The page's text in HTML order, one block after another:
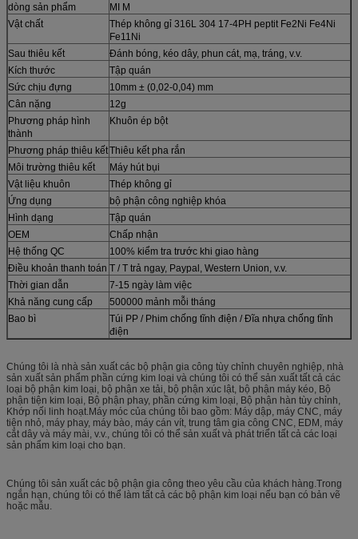
dòng sản phẩm
MI M
Vật chất
Thép không gỉ 316L 304 17-4PH peptit Fe2Ni Fe4Ni
Fe11Ni
Sau thiêu kết
Đánh bóng, kéo dây, phun cát, mạ, tráng, v.v.
Kích thước
Tập quán
Sức chịu đựng
10mm ± (0,02-0,04) mm
Cân nặng
12g
Phương pháp hình
thành
Khuôn ép bột
Phương pháp thiêu kếtThiêu kết pha rắn
Môi trường thiêu kết
Máy hút bụi
Vật liệu khuôn
Thép không gỉ
Ứng dụng
bộ phận công nghiệp khóa
Hình dạng
Tập quán
OEM
Chấp nhận
Hệ thống QC
100% kiểm tra trước khi giao hàng
Điều khoản thanh toán T / T trả ngay, Paypal, Western Union, v.v.
Thời gian dẫn
7-15 ngày làm việc
Khả năng cung cấp
500000 mảnh mỗi tháng
Bao bì
Túi PP / Phim chống tĩnh điện / Đĩa nhựa chống tĩnh
điện
Chúng tôi là nhà sản xuất các bộ phận gia công tùy chỉnh chuyên nghiệp, nhà
sản xuất sản phẩm phần cứng kim loại và chúng tôi có thể sản xuất tất cả các
loại bộ phận kim loại, bộ phận xe tải, bộ phận xúc lật, bộ phận máy kéo, Bộ
phận tiện kim loại, Bộ phận phay, phần cứng kim loại, Bộ phận hàn tùy chỉnh,
Khớp nối linh hoạt.Máy móc của chúng tôi bao gồm: Máy dập, máy CNC, máy
tiện nhỏ, máy phay, máy bào, máy cán vít, trung tâm gia công CNC, EDM, máy
cắt dây và máy mài, v.v., chúng tôi có thể sản xuất và phát triển tất cả các loại
sản phẩm kim loại cho bạn.
Chúng tôi sản xuất các bộ phận gia công theo yêu cầu của khách hàng.Trong
ngắn hạn, chúng tôi có thể làm tất cả các bộ phận kim loại nếu bạn có bản vẽ
hoặc mẫu.